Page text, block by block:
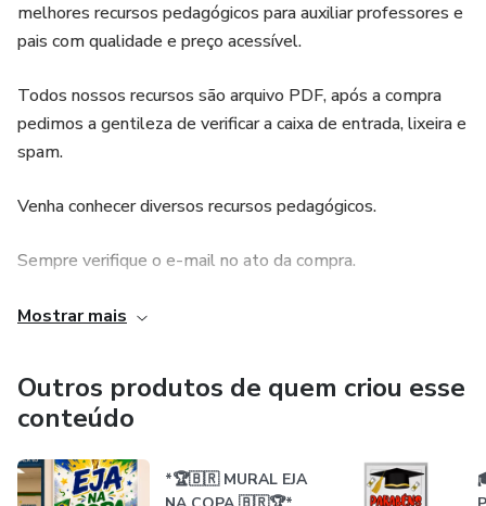
melhores recursos pedagógicos para auxiliar professores e
pais com qualidade e preço acessível.
Todos nossos recursos são arquivo PDF, após a compra
pedimos a gentileza de verificar a caixa de entrada, lixeira e
spam.
Venha conhecer diversos recursos pedagógicos.
Sempre verifique o e-mail no ato da compra.
Suporte exclusivo para clientes.
nossos recursos.
Mostrar mais
Outros produtos de quem criou esse
conteúdo
*🏆🇧🇷 MURAL EJA